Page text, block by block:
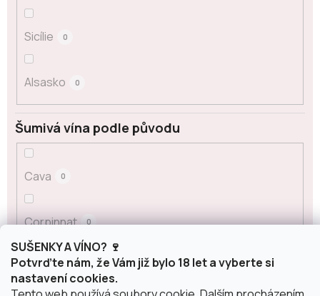
SUŠENKY A VÍNO? 🍷
Potvrďte nám, že Vám již bylo 18 let a vyberte si
nastavení cookies.
Sicílie 0
Alsasko 0
Šumivá vína podle původu
Cava 0
Corpinnat 0
Crémant 0